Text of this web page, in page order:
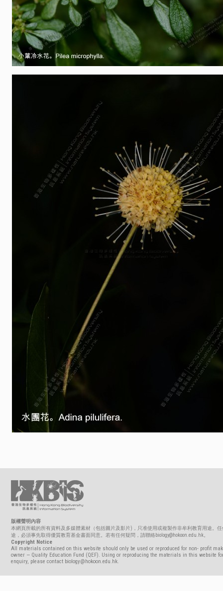
版權聲明內容
本網頁所載的所有資料及多媒體素材（包括圖片及影片)，只准使用或複製作非牟利教育用途。
途，必須事先取得優質教育基金書面同意。若有任何疑問，請聯絡biology@hokoon.edu.hk。
Copyright Notice
All materials contained on this website should only be used or reproduced for non- profit
owner — Quality Education Fund (QEF). Using or reproducing the materials in this website
enquiry, please contact biology@hokoon.edu.hk.